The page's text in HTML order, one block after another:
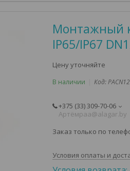
Монтажный
IP65/IP67
Цену уточняйте
В наличии Код:
+375 (33) 309-70-06
Артёмㅤㅤㅤpaa@alagar.by
Заказ только по
Условия оплаты и